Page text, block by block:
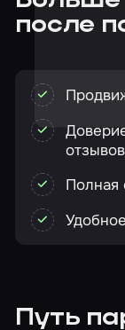
после
отзывов
Полная
Путь